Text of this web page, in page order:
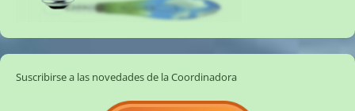
Suscribirse a las novedades de la Coordinadora